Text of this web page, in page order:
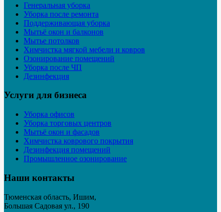
Генеральная уборка
Уборка после ремонта
Поддерживающая уборка
Мытьё окон и балконов
Мытье потолков
Химчистка мягкой мебели и ковров
Озонирование помещений
Уборка после ЧП
Дезинфекция
Услуги для бизнеса
Уборка офисов
Уборка торговых центров
Мытьё окон и фасадов
Химчистка коврового покрытия
Дезинфекция помещений
Промышленное озонирование
Наши контакты
Тюменская область, Ишим,
Большая Садовая ул., 190